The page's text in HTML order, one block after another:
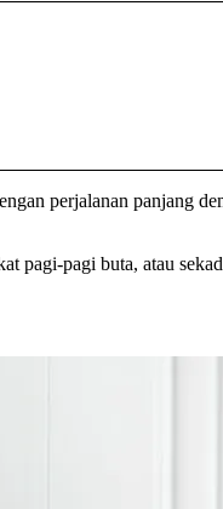
perjalanan panjang
pagi-pagi buta, atau